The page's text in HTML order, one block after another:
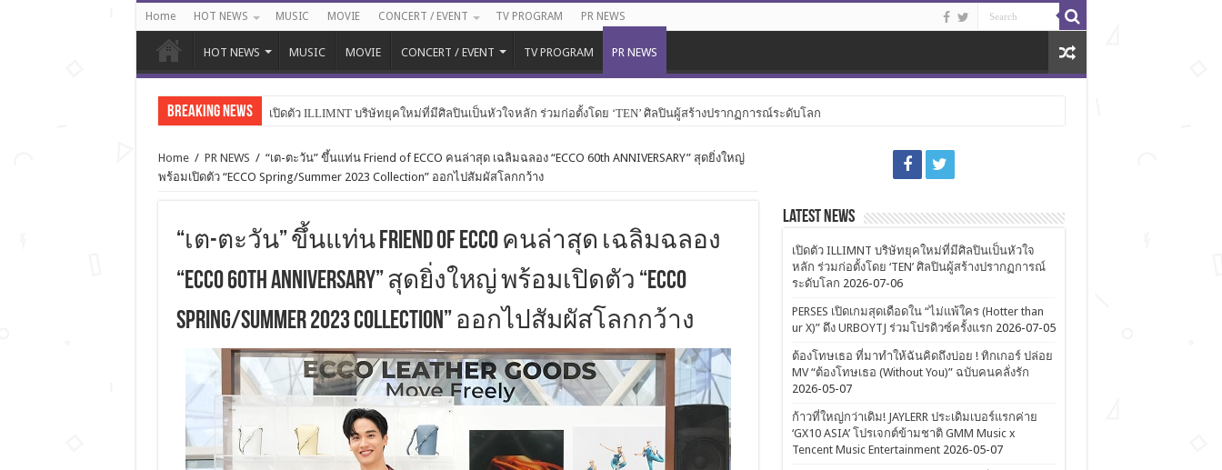
Home HOT NEWS MUSIC MOVIE CONCERT / EVENT TV PROGRAM PR NEWS
HOT NEWS MUSIC MOVIE CONCERT / EVENT TV PROGRAM PR NEWS
Breaking News เปิดตัว ILLIMNT บริษัทยุคใหม่ที่มีศิลปินเป็นหัวใจหลัก ร่วมก่อตั้งโดย ‘TEN’ ศิลปินผู้สร้างปรากฏการณ์ระดับโลก
Home / PR NEWS / “เต-ตะวัน” ขึ้นแท่น Friend of ECCO คนล่าสุด เฉลิมฉลอง “ECCO 60th ANNIVERSARY” สุดยิ่งใหญ่
พร้อมเปิดตัว “ECCO Spring/Summer 2023 Collection” ออกไปสัมผัสโลกกว้าง
“เต-ตะวัน” ขึ้นแท่น Friend of ECCO คนล่าสุด เฉลิมฉลอง
“ECCO 60th ANNIVERSARY” สุดยิ่งใหญ่ พร้อมเปิดตัว “ECCO
Spring/Summer 2023 Collection” ออกไปสัมผัสโลกกว้าง
Latest News
เปิดตัว ILLIMNT บริษัทยุคใหม่ที่มีศิลปินเป็นหัวใจ
หลัก ร่วมก่อตั้งโดย ‘TEN’ ศิลปินผู้สร้างปรากฏการณ์
ระดับโลก 2026-07-06
PERSES เปิดเกมสุดเดือดใน “ไม่แพ้ใคร (Hotter than
ur X)” ดึง URBOYTJ ร่วมโปรดิวซ์ครั้งแรก 2026-07-05
ต้องโทษเธอ ที่มาทำให้ฉันคิดถึงบ่อย ! ทิกเกอร์ ปล่อย
MV “ต้องโทษเธอ (Without You)” ฉบับคนคลั่งรัก
2026-05-07
ก้าวที่ใหญ่กว่าเดิม! JAYLERR ประเดิมเบอร์แรกค่าย
‘GX10 ASIA’ โปรเจกต์ข้ามชาติ GMM Music x
Tencent Music Entertainment 2026-05-07